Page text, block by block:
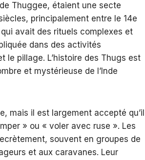
Thuggee, étaient une secte
principalement entre le 14e
avait des rituels complexes et
dans des activités
le pillage. L’histoire des Thugs est
et mystérieuse de l’Inde
mais il est largement accepté qu’il
» ou « voler avec ruse ». Les
souvent en groupes de
et aux caravanes. Leur